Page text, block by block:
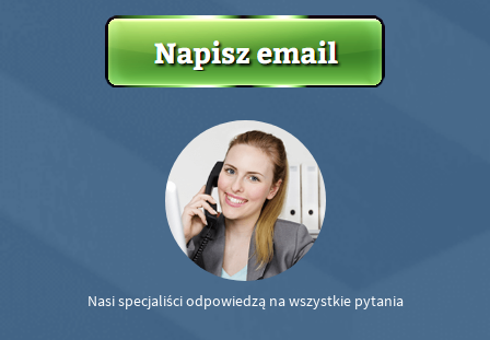
Nasi specjaliści odpowiedzą na wszystkie pytania